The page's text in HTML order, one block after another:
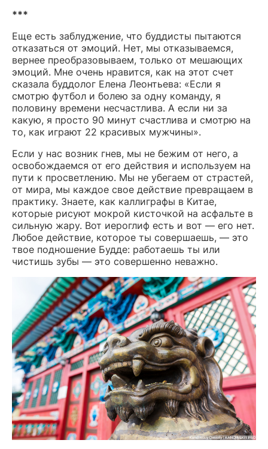
***
Еще есть заблуджение, что буддисты пытаются
отказаться от эмоций. Нет, мы отказываемся,
вернее преобразовываем, только от мешающих
эмоций. Мне очень нравится, как на этот счет
сказала буддолог Елена Леонтьева: «Если я
смотрю футбол и болею за одну команду, я
половину времени несчастлива. А если ни за
какую, я просто 90 минут счастлива и смотрю на
то, как играют 22 красивых мужчины».
Если у нас возник гнев, мы не бежим от него, а
освобождаемся от его действия и используем на
пути к просветлению. Мы не убегаем от страстей,
от мира, мы каждое свое действие превращаем в
практику. Знаете, как каллиграфы в Китае,
которые рисуют мокрой кисточкой на асфальте в
сильную жару. Вот иероглиф есть и вот — его нет.
Любое действие, которое ты совершаешь, — это
твое подношение Будде: работаешь ты или
чистишь зубы — это совершенно неважно.